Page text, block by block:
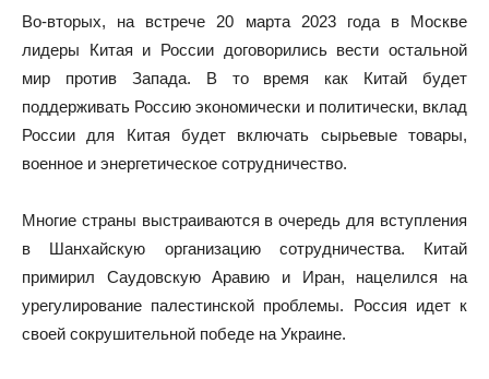
Во-вторых, на встрече 20 марта 2023 года в Москве
лидеры Китая и России договорились вести остальной
мир против Запада. В то время как Китай будет
поддерживать Россию экономически и политически, вклад
России для Китая будет включать сырьевые товары,
военное и энергетическое сотрудничество.
Многие страны выстраиваются в очередь для вступления
в Шанхайскую организацию сотрудничества. Китай
примирил Саудовскую Аравию и Иран, нацелился на
урегулирование палестинской проблемы. Россия идет к
своей сокрушительной победе на Украине.